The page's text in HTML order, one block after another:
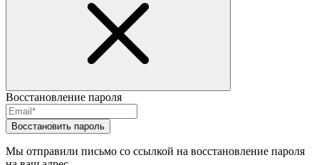
Восстановление пароля
Восстановить пароль
Мы отправили письмо со ссылкой на восстановление пароля